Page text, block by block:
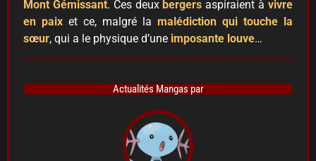
Mont Gémissant. Ces deux bergers aspiraient àvivre
en paix et ce, malgré la malédiction qui touche la
sœur, qui a le physique d’une imposante louve…
Actualités Mangas par